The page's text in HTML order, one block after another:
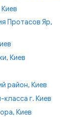
Протасов Яр,
Киев
район, Киев
г. Киев
Киев